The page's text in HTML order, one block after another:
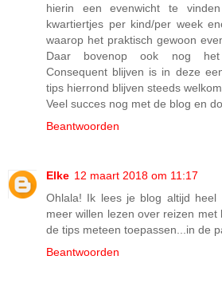
hierin een evenwicht te
kwartiertjes per kind/per week
waarop het praktisch gewoon
Daar bovenop ook nog het
Consequent blijven is in deze
tips hierrond blijven steeds
Veel succes nog met de blog en
Beantwoorden
Elke 12 maart 2018 om 11:17
Ohlala! Ik lees je blog altijd
meer willen lezen over reizen met
de tips meteen toepassen...in de
Beantwoorden